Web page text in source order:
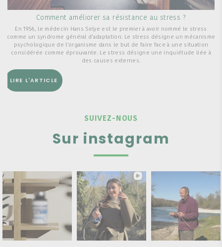
Comment améliorer sa résistance au stress ?
En 1956, le médecin Hans Selye est le premier à avoir nommé le stress
comme un syndrome général d’adaptation. Le stress désigne un mécanisme
psychologique de l’organisme dans le but de faire face à une situation
considérée comme éprouvante. Le stress désigne une inquiétude liée à
des causes externes.
LIRE L'ARTICLE
SUIVEZ-NOUS
Sur instagram